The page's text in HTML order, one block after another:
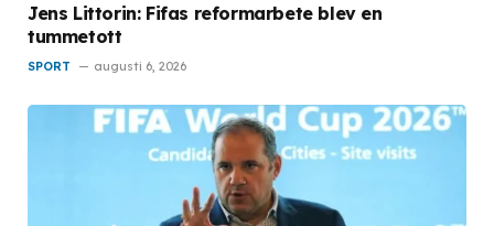
Jens Littorin: Fifas reformarbete blev en
tummetott
SPORT augusti 6, 2026